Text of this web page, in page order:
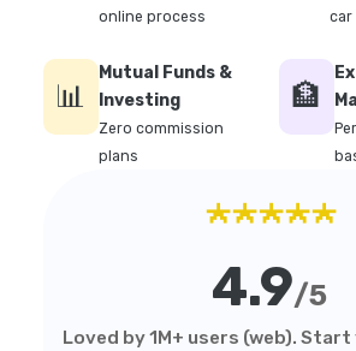
online process
car
📊
Mutual Funds &
Investing
Zero commission
plans
🏦
★★★★★
4.9/5
Loved by 1M+ users (web).